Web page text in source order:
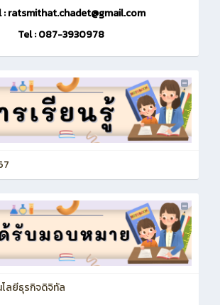
: ratsmithat.chadet@gmail.com
Tel : 087-3930978
โลยีธุรกิจดิจิทัล